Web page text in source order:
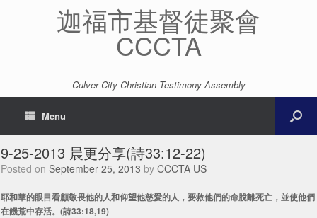
迦福市基督徒聚會
CCCTA
Culver City Christian Testimony Assembly
Menu
9-25-2013 晨更分享(詩33:12-22)
Posted on September 25, 2013 by CCCTA US
耶和華的眼目看顧敬畏他的人和仰望他慈愛的人，要救他們的命脫離死亡，並使他們
在饑荒中存活。(詩33:18,19)